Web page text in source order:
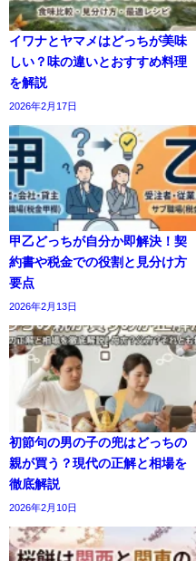
イワナとヤマメはどっちが美味
しい？味の違いとおすすめ料理
を解説
2026年2月17日
甲乙どっちが自分か即解決！契
約書や税金での役割と見分け方
要点
2026年2月13日
初節句の男の子の兜はどっちの
親が買う？現代の正解と相場を
徹底解説
2026年2月10日